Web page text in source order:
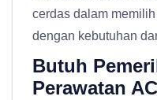
cerdas dalam
dengan kebutuhan
Butuh
Perawatan